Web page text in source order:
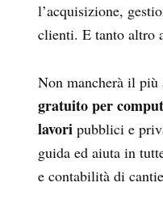
l’acquisizione,
clienti. E tanto altro
Non mancherà il più
gratuito per
lavori pubblici e
guida ed aiuta in
e contabilità di